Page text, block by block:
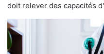
doit relever des capacités